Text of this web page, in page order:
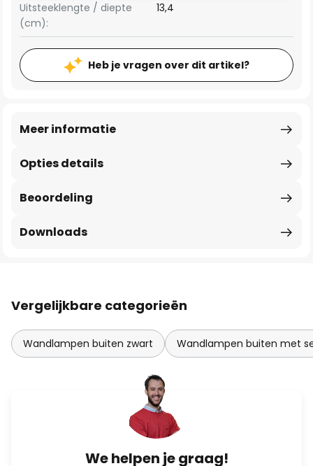
Uitsteeklengte / diepte
(cm):
13,4
Heb je vragen over dit artikel?
Opties details
Meer informatie
Beoordeling
Downloads
Vergelijkbare categorieën
Wandlampen buiten zwart Wandlampen buiten met
We helpen je graag!